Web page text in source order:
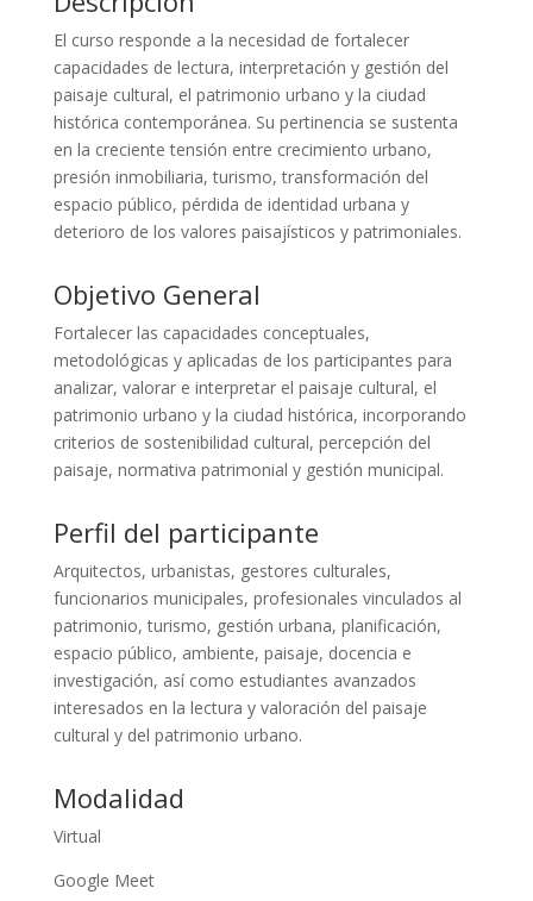
El curso responde a la necesidad de fortalecer
capacidades de lectura, interpretación y gestión del
paisaje cultural, el patrimonio urbano y la ciudad
histórica contemporánea. Su pertinencia se sustenta
en la creciente tensión entre crecimiento urbano,
presión inmobiliaria, turismo, transformación del
espacio público, pérdida de identidad urbana y
deterioro de los valores paisajísticos y patrimoniales.
Objetivo General
Fortalecer las capacidades conceptuales,
metodológicas y aplicadas de los participantes para
analizar, valorar e interpretar el paisaje cultural, el
patrimonio urbano y la ciudad histórica, incorporando
criterios de sostenibilidad cultural, percepción del
paisaje, normativa patrimonial y gestión municipal.
Perfil del participante
Arquitectos, urbanistas, gestores culturales,
funcionarios municipales, profesionales vinculados al
patrimonio, turismo, gestión urbana, planificación,
espacio público, ambiente, paisaje, docencia e
investigación, así como estudiantes avanzados
interesados en la lectura y valoración del paisaje
cultural y del patrimonio urbano.
Modalidad
Virtual
Google Meet